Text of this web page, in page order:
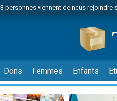
3 personnes viennent de nous rejoindre
3 personnes viennent de faire un
Il reste 49 places pour étudier en
2 personnes viennent de nous rejoindre
29 personnes viennent de demander
Il reste 49 places pour étudier en
Dons Femmes Enfants